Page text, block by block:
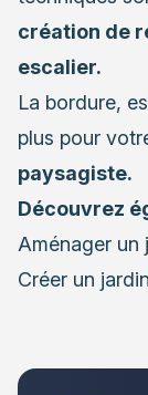
création de
escalier.
La bordure,
plus pour
paysagiste.
Découvrez
Aménager un
Créer un